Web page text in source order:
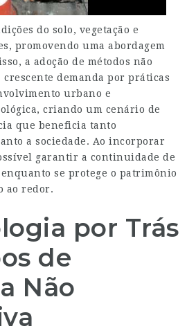
do solo, vegetação e
promovendo uma abordagem
a adoção de métodos não
demanda por práticas
urbano e
criando um cenário de
que beneficia tanto
a sociedade. Ao incorporar
garantir a continuidade de
se protege o patrimônio
ao redor.
por Trás
de
Não